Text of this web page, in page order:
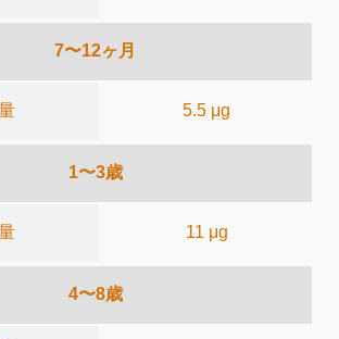
7〜12ヶ月
5.5 μg
1〜3歳
11 μg
4〜8歳